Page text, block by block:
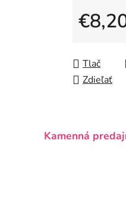
hviezdičiek.
Tlač
Zdieľať
Kamenná